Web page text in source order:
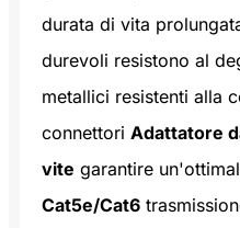
durata di vita
durevoli resistono al
metallici resistenti alla
connettori Adattatore
vite garantire
Cat5e/Cat6